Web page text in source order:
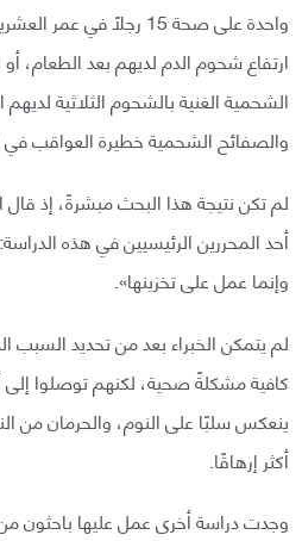
واحدة على صحة 15 رجلًا
ارتفاع شحوم الدم لديهم بعد الطعام، أو
الشحمية الغنية بالشحوم الثلاثية
والصفائح الشحمية خطيرة العواقب في
لم تكن نتيجة هذا البحث مبشرةً، إذ
أحد المحررين الرئيسيين في هذه
وإنما عمل على تخزينها».
لم يتمكن الخبراء بعد من تحديد السبب
كافية مشكلةً صحية، لكنهم توصلوا إلى
ينعكس سلبًا على النوم، والحرمان من
أكثر إرهاقًا.
وجدت دراسة أخرى عمل عليها باحثون